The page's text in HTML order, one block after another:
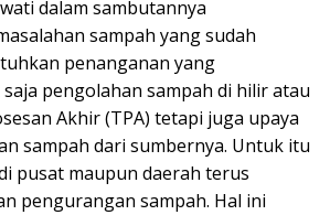
dalam sambutannya
sampah yang sudah
penanganan yang
pengolahan sampah di hilir atau
Akhir (TPA) tetapi juga upaya
sampah dari sumbernya. Untuk itu
pusat maupun daerah terus
pengurangan sampah. Hal ini